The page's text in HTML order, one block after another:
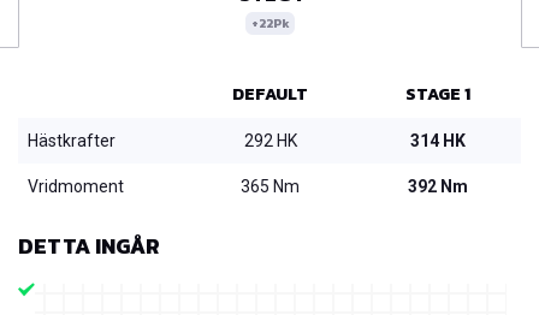
+22Pk
DEFAULT STAGE 1
Hästkrafter 292 HK 314 HK
Vridmoment 365 Nm 392 Nm
DETTA INGÅR